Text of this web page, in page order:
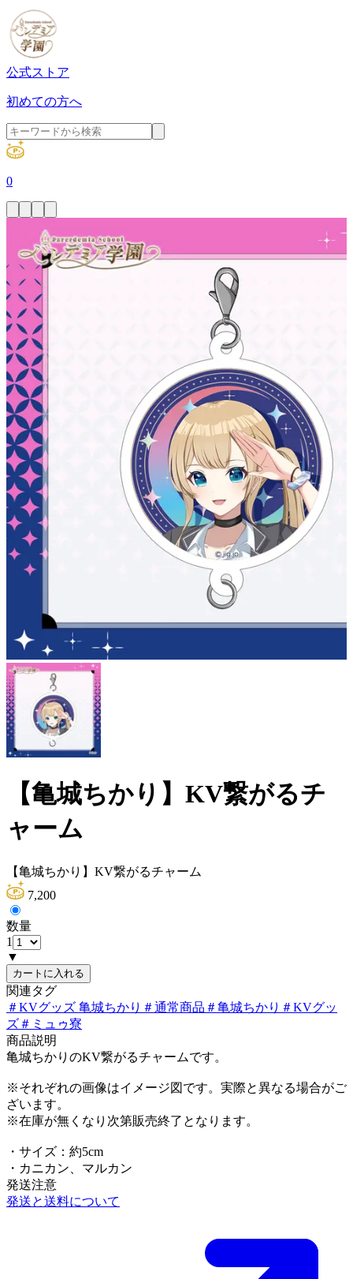
公式ストア
初めての方へ
0
【亀城ちかり】KV繋がるチ
ャーム
【亀城ちかり】KV繋がるチャーム
7,200
数量
1
▼
カートに入れる
関連タグ
＃KVグッズ 亀城ちかり ＃通常商品 ＃亀城ちかり ＃KVグッ
ズ＃ ミュゥ寮
商品説明
亀城ちかりのKV繋がるチャームです。
※それぞれの画像はイメージ図です。実際と異なる場合がご
ざいます。
※在庫が無くなり次第販売終了となります。
・サイズ：約5cm
・カニカン、マルカン
発送注意
発送と送料について